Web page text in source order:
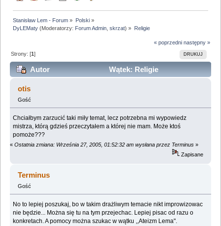
Stanisław Lem - Forum » Polski»
DyLEMaty (Moderatorzy: Forum Admin ,skrzat) » Religie
« poprzedni następny »
DRUKUJ
Strony: [1]
Autor
Wątek: Religie
(Przeczytany 19254 razy)
otis
Gość
Chciałbym zarzucić taki miły temat, lecz potrzebna mi wypowiedz
mistrza, którą gdzieś przeczytałem a której nie mam. Może ktoś
pomoże???
« Ostatnia zmiana: Września 27, 2005, 01:52:32 am wysłana przez Terminus »
Zapisane
Terminus
Gość
No to lepiej poszukaj, bo w takim drażliwym temacie nikt improwizowac
nie będzie... Można się tu na tym przejechac. Lepiej pisac od razu o
konkretach. A pomocy można szukac w wątku ,,Ateizm Lema".